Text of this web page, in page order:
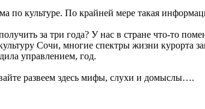
по культуре. По крайней мере такая
за три года? У нас в стране что-то
Сочи, многие спектры жизни курорта
управлением, год.
развеем здесь мифы, слухи и домыслы….